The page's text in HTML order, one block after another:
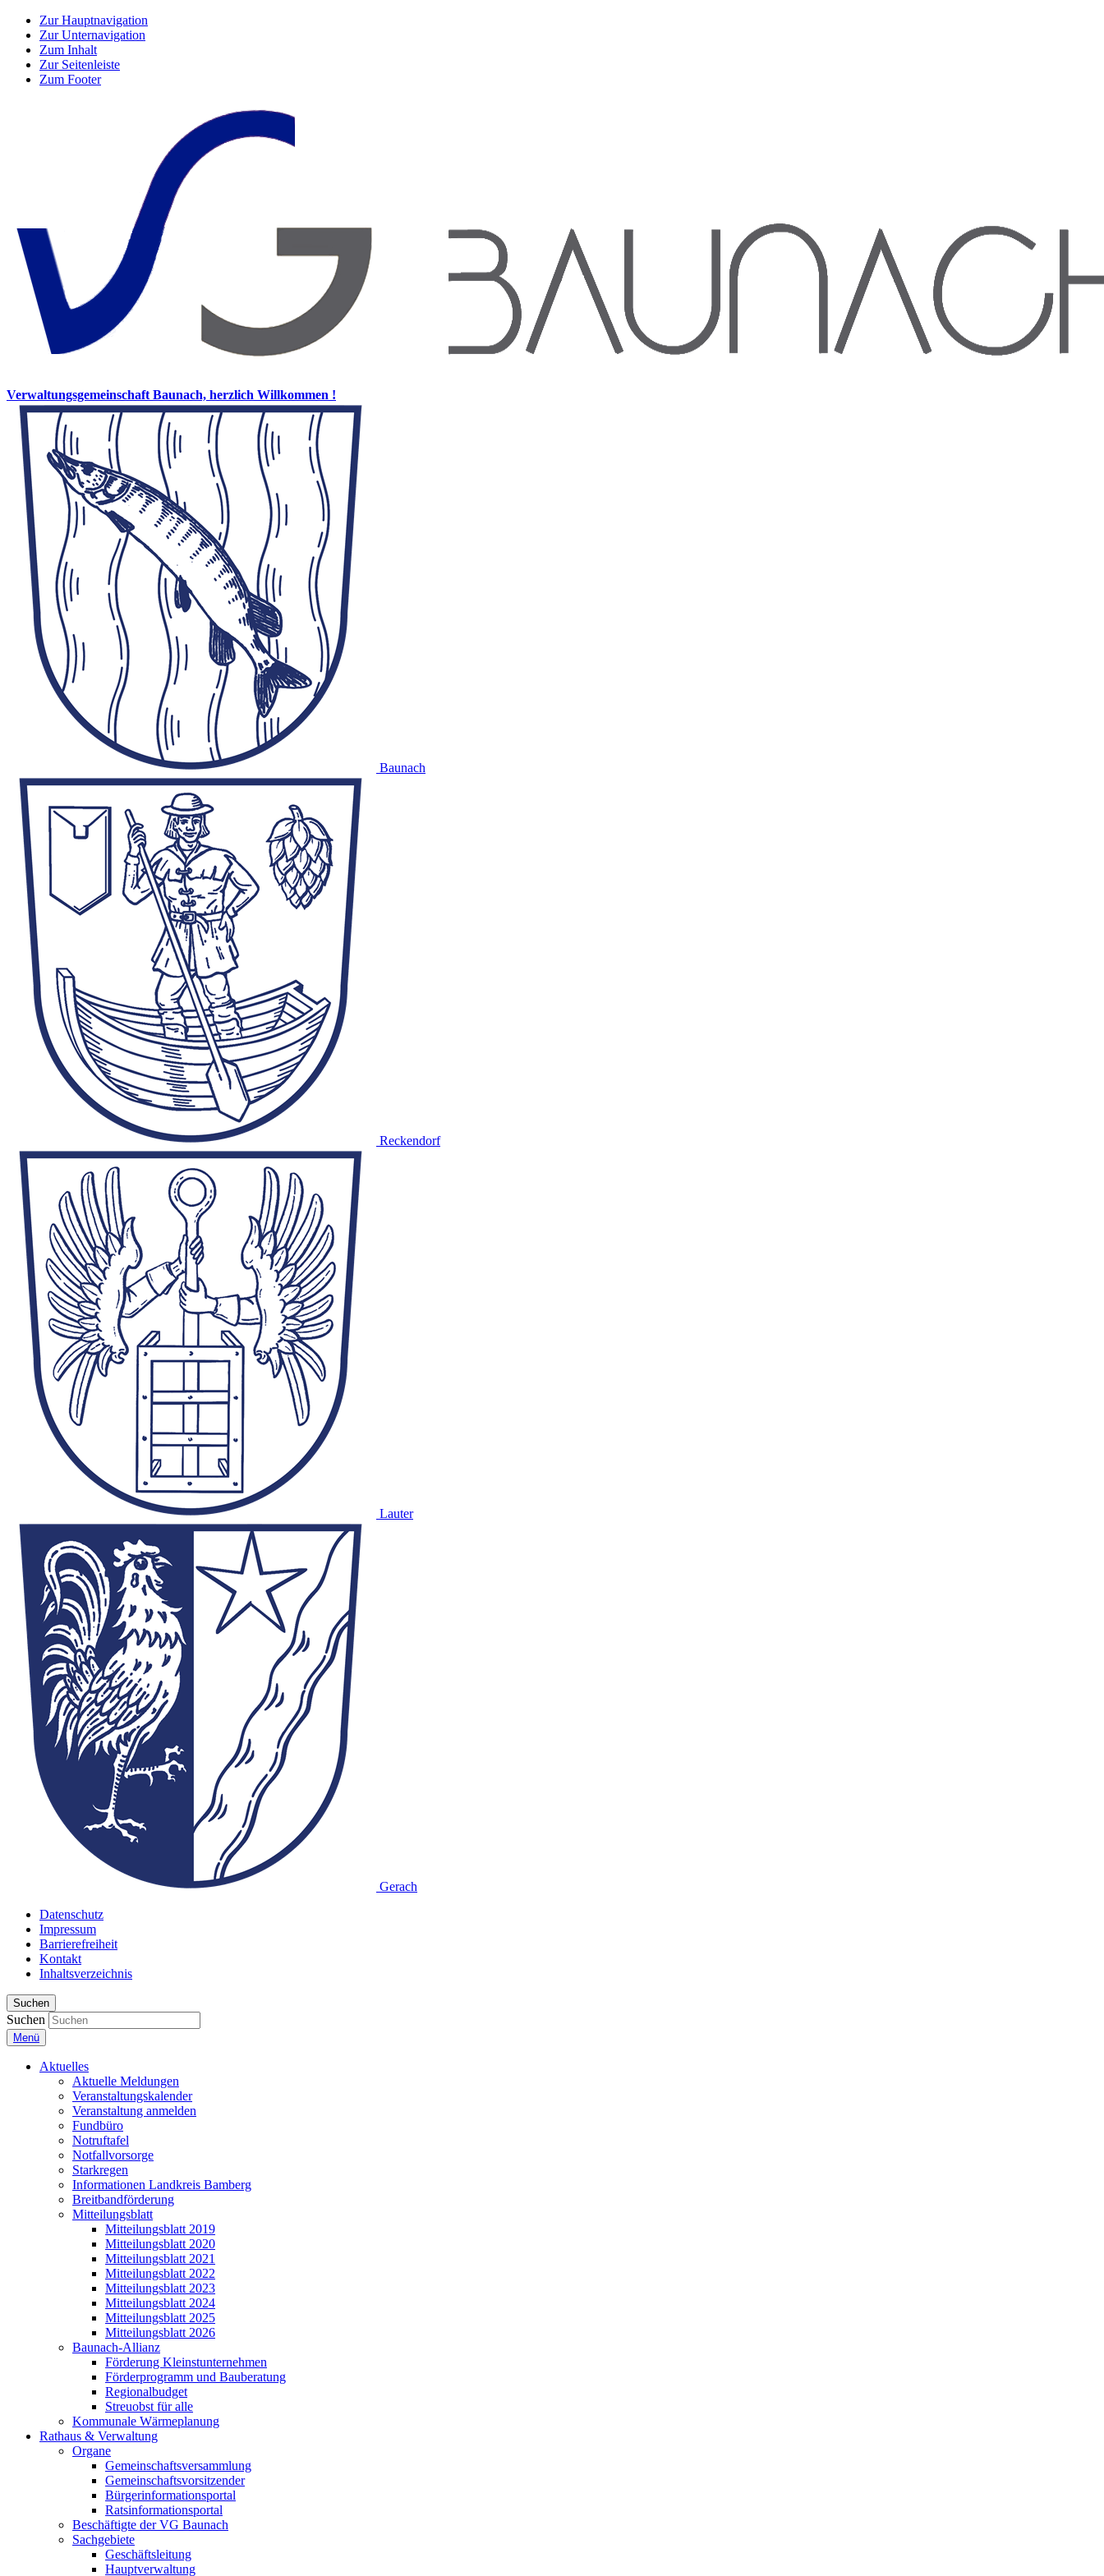
Zur Hauptnavigation
Zur Unternavigation
Zum Inhalt
Zur Seitenleiste
Zum Footer
Verwaltungsgemeinschaft Baunach, herzlich Willkommen !
Baunach
Reckendorf
Lauter
Gerach
Datenschutz
Impressum
Barrierefreiheit
Kontakt
Inhaltsverzeichnis
Suchen
Suchen
Menü
Aktuelles
Aktuelle Meldungen
Veranstaltungskalender
Veranstaltung anmelden
Fundbüro
Notruftafel
Notfallvorsorge
Starkregen
Informationen Landkreis Bamberg
Breitbandförderung
Mitteilungsblatt
Mitteilungsblatt 2019
Mitteilungsblatt 2020
Mitteilungsblatt 2021
Mitteilungsblatt 2022
Mitteilungsblatt 2023
Mitteilungsblatt 2024
Mitteilungsblatt 2025
Mitteilungsblatt 2026
Baunach-Allianz
Förderung Kleinstunternehmen
Förderprogramm und Bauberatung
Regionalbudget
Streuobst für alle
Kommunale Wärmeplanung
Rathaus & Verwaltung
Organe
Gemeinschaftsversammlung
Gemeinschaftsvorsitzender
Bürgerinformationsportal
Ratsinformationsportal
Beschäftigte der VG Baunach
Sachgebiete
Geschäftsleitung
Hauptverwaltung